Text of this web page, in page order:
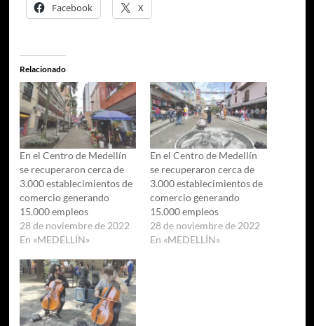
Facebook X
Relacionado
En el Centro de Medellín
se recuperaron cerca de
3.000 establecimientos de
comercio generando
15.000 empleos
28 de noviembre de 2022
En «MEDELLÍN»
En el Centro de Medellín
se recuperaron cerca de
3.000 establecimientos de
comercio generando
15.000 empleos
28 de noviembre de 2022
En «MEDELLÍN»